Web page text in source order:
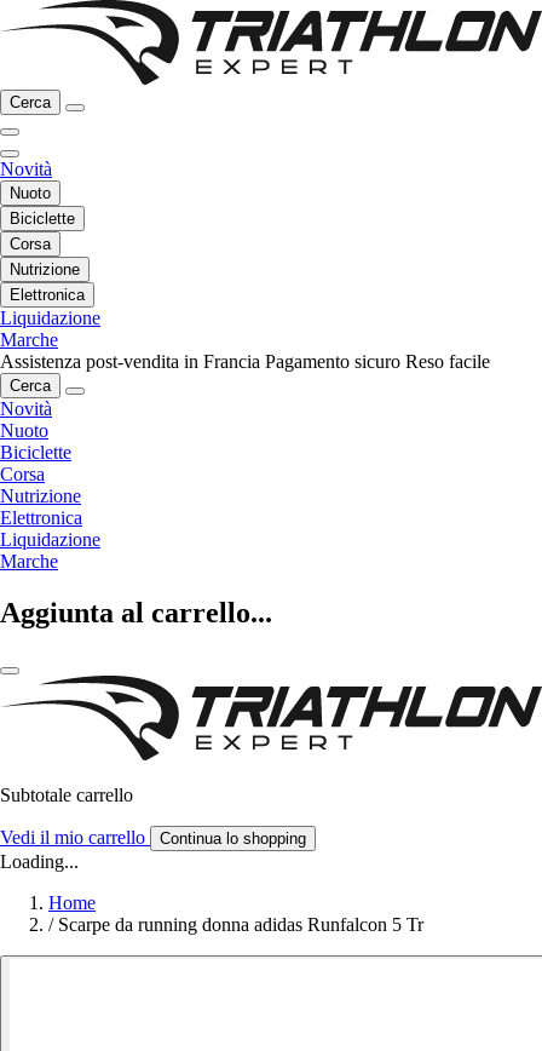
Cerca
Novità
Nuoto
Biciclette
Corsa
Nutrizione
Elettronica
Liquidazione
Marche
Assistenza post-vendita in Francia Pagamento sicuro Reso facile
Cerca
Novità
Nuoto
Biciclette
Corsa
Nutrizione
Elettronica
Liquidazione
Marche
Aggiunta al carrello...
Subtotale carrello
Vedi il mio carrello Continua lo shopping
Loading...
Home
/ Scarpe da running donna adidas Runfalcon 5 Tr